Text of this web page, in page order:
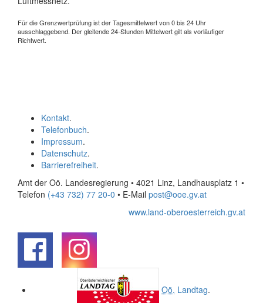
Für die Grenzwertprüfung ist der Tagesmittelwert von 0 bis 24 Uhr
ausschlaggebend. Der gleitende 24-Stunden Mittelwert gilt als vorläufiger
Richtwert.
Kontakt.
Telefonbuch.
Impressum.
Datenschutz.
Barrierefreiheit.
Amt der Oö. Landesregierung • 4021 Linz, Landhausplatz 1 •
Telefon (+43 732) 77 20-0 • E-Mail post@ooe.gv.at
www.land-oberoesterreich.gv.at
Oö. Landtag.